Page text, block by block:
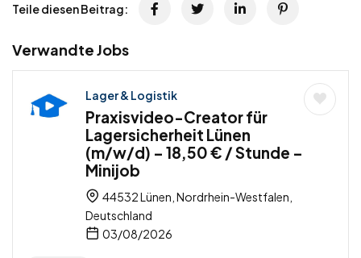
Teile diesen Beitrag:
Verwandte Jobs
Lager & Logistik
Praxisvideo-Creator für
Lagersicherheit Lünen
(m/w/d) – 18,50 € / Stunde –
Minijob
44532 Lünen, Nordrhein-Westfalen,
Deutschland
03/08/2026